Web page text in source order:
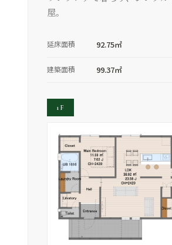
屋。
延床面積 92.75㎡
建築面積 99.37㎡
1F